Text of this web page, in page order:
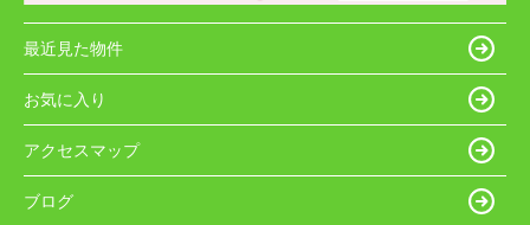
最近見た物件
お気に入り
アクセスマップ
ブログ